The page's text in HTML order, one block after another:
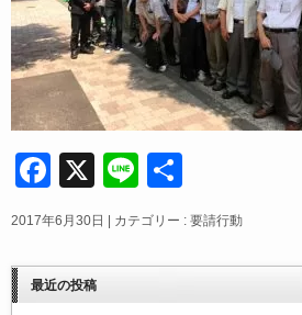
F
a
c
e
X
Li
n
有
2017年6月30日 カテゴリー : 要請行動
最近の投稿